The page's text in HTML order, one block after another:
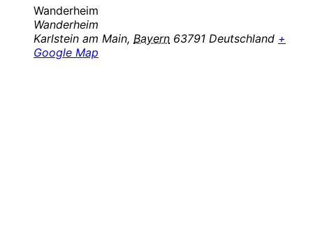
Wanderheim
Wanderheim
Karlstein am Main, Bayern 63791 Deutschland +
Google Map